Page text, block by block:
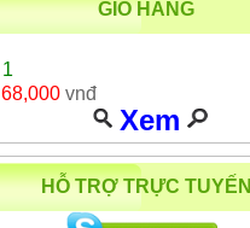
GIỎ HÀNG
1
68,000 vnđ
Xem
HỖ TRỢ TRỰC TUYẾN